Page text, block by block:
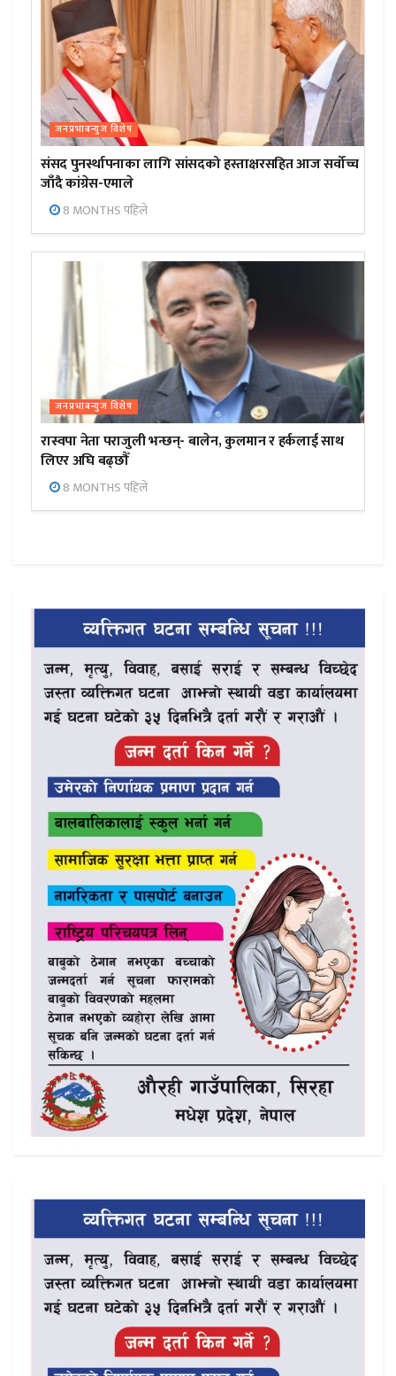
जनप्रभाबन्युज विशेष
संसद पुनर्स्थापनाका लागि सांसदको हस्ताक्षरसहित आज सर्वोच्च
जाँदै कांग्रेस-एमाले
8 MONTHS पहिले
जनप्रभाबन्युज विशेष
रास्वपा नेता पराजुली भन्छन्- बालेन, कुलमान र हर्कलाई साथ
लिएर अघि बढ्छौँ
8 MONTHS पहिले